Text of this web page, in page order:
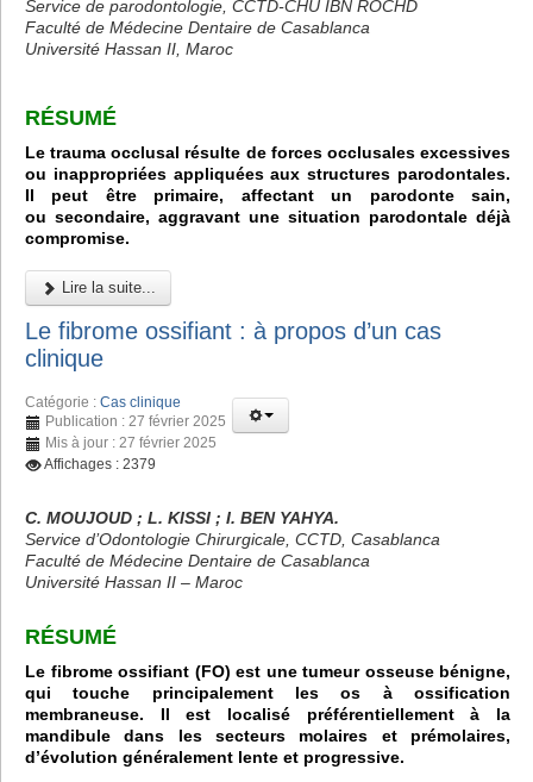
Service de parodontologie, CCTD-CHU IBN ROCHD
Faculté de Médecine Dentaire de Casablanca
Université Hassan II, Maroc
RÉSUMÉ
Le trauma occlusal résulte de forces occlusales excessives
ou inappropriées appliquées aux structures parodontales.
Il peut être primaire, affectant un parodonte sain,
ou secondaire, aggravant une situation parodontale déjà
compromise.
Lire la suite...
Le fibrome ossifiant : à propos d’un cas
clinique
Catégorie : Cas clinique
Publication : 27 février 2025
Mis à jour : 27 février 2025
Affichages : 2379
C. MOUJOUD ; L. KISSI ; I. BEN YAHYA.
Service d’Odontologie Chirurgicale, CCTD, Casablanca
Faculté de Médecine Dentaire de Casablanca
Université Hassan II – Maroc
RÉSUMÉ
Le fibrome ossifiant (FO) est une tumeur osseuse bénigne,
qui touche principalement les os à ossification
membraneuse. Il est localisé préférentiellement à la
mandibule dans les secteurs molaires et prémolaires,
d’évolution généralement lente et progressive.